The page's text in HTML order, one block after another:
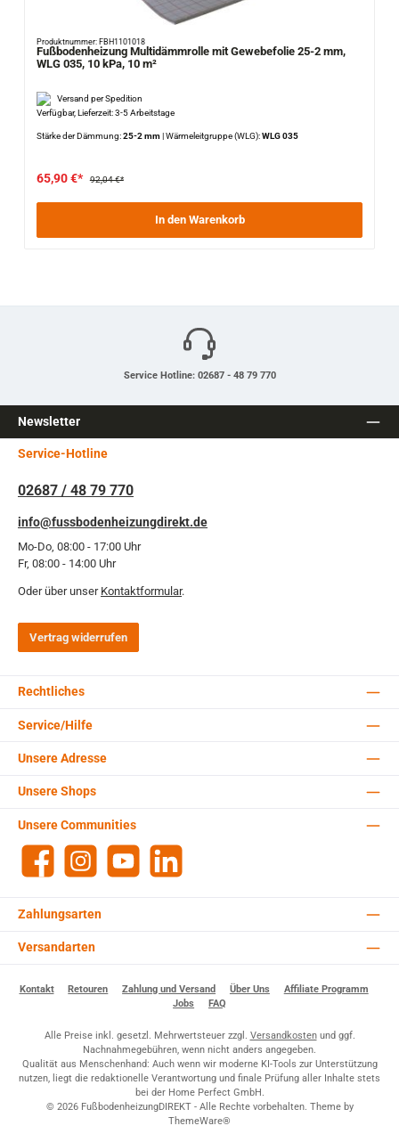
Produktnummer: FBH1101018
Fußbodenheizung Multidämmrolle mit Gewebefolie 25-2 mm,
WLG 035, 10 kPa, 10 m²
Versand per Spedition
Verfügbar, Lieferzeit: 3-5 Arbeitstage
Stärke der Dämmung:25-2 mm|Wärmeleitgruppe (WLG):WLG 035
65,90 €* 92,04 €*
In den Warenkorb
Service Hotline: 02687 - 48 79 770
Newsletter
Service-Hotline
02687 / 48 79 770
info@fussbodenheizungdirekt.de
Mo-Do, 08:00 - 17:00 Uhr
Fr, 08:00 - 14:00 Uhr
Oder über unser Kontaktformular.
Vertrag widerrufen
Rechtliches
Service/Hilfe
Zahlungsarten
Versandarten
Unsere Adresse
Unsere Communities
Facebook Instagram YouTube
Unsere Shops
Kontakt Retouren Zahlung und Versand Über Uns
Affiliate Programm
Jobs
FAQ
Alle Preise inkl. gesetzl. Mehrwertsteuer zzgl. Versandkostenund ggf.
Nachnahmegebühren, wenn nicht anders angegeben.
Qualität aus Menschenhand: Auch wenn wir moderne KI-Tools zur Unterstützung
nutzen, liegt die redaktionelle Verantwortung und finale Prüfung aller Inhalte stets
bei der Home Perfect GmbH.
© 2026 FußbodenheizungDIREKT - Alle Rechte vorbehalten. Theme by
ThemeWare®